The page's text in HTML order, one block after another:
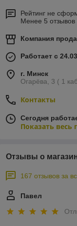
Рейтинг не
Менее 5 отзывов
Компания
Работает с
г. Минск
Огарёва, 3 ( 1
Контакты
Сегодня
Показать весь
Отзывы о
167 отзывов за
Павел